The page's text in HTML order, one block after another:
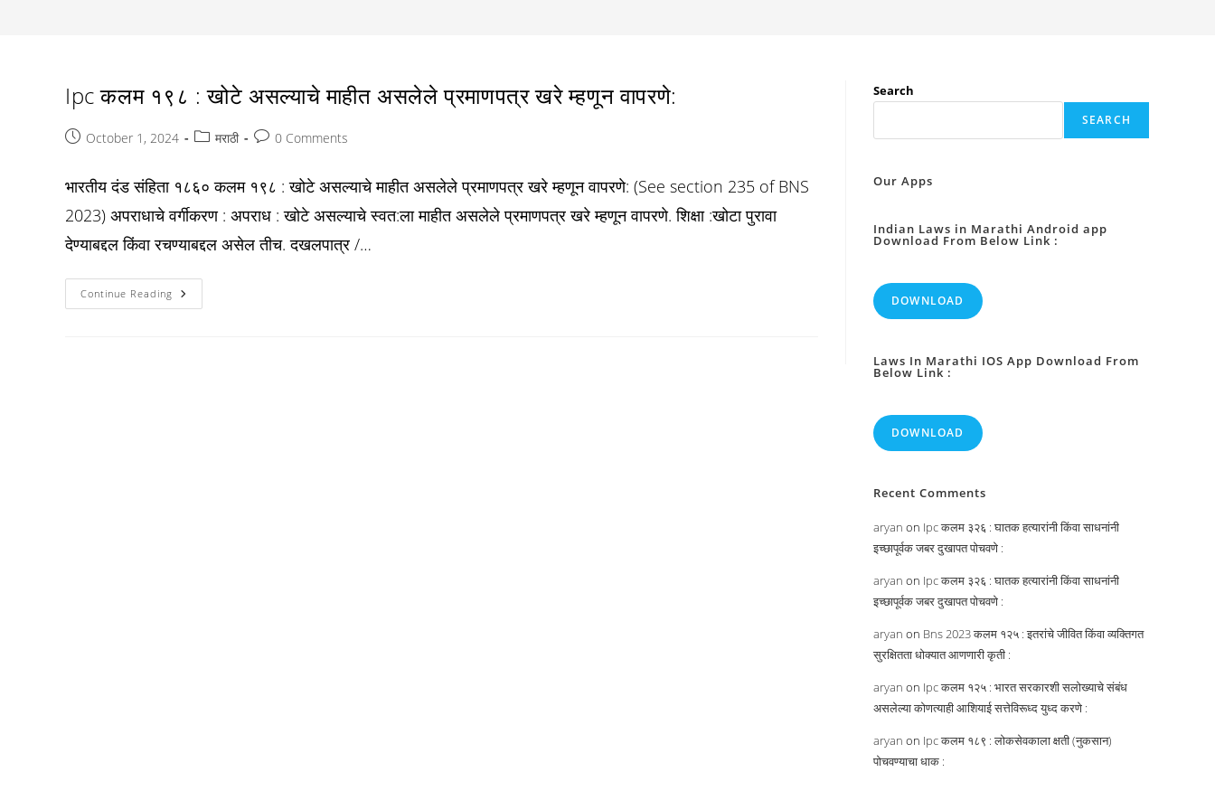
Ipc कलम १९८ : खोटे असल्याचे माहीत असलेले प्रमाणपत्र खरे म्हणून वापरणे:
PostOctober 1, 2024
Postमराठी
Post0 Comments
भारतीय दंड संहिता १८६० कलम १९८ : खोटे असल्याचे माहीत असलेले प्रमाणपत्र खरे म्हणून वापरणे: (See section 235 of BNS
2023) अपराधाचे वर्गीकरण : अपराध : खोटे असल्याचे स्वत:ला माहीत असलेले प्रमाणपत्र खरे म्हणून वापरणे. शिक्षा :खोटा पुरावा
देण्याबद्दल किंवा रचण्याबद्दल असेल तीच. दखलपात्र /…
Continue Reading Ipc
कलम
Search
SEARCH
Our Apps
Indian Laws in Marathi Android app
Download From Below Link :
DOWNLOAD
Laws In Marathi IOS App Download From
Below Link :
DOWNLOAD
Recent Comments
aryan on Ipc कलम ३२६ : घातक हत्यारांनी किंवा साधनांनी
इच्छापूर्वक जबर दुखापत पोचवणे :
aryan on Ipc कलम ३२६ : घातक हत्यारांनी किंवा साधनांनी
इच्छापूर्वक जबर दुखापत पोचवणे :
aryan on Bns 2023 कलम १२५ : इतरांचे जीवित किंवा व्यक्तिगत
सुरक्षितता धोक्यात आणणारी कृती :
aryan on Ipc कलम १२५ : भारत सरकारशी सलोख्याचे संबंध
असलेल्या कोणत्याही आशियाई सत्तेविरूध्द युध्द करणे :
aryan on Ipc कलम १८९ : लोकसेवकाला क्षती (नुकसान)
पोचवण्याचा धाक :